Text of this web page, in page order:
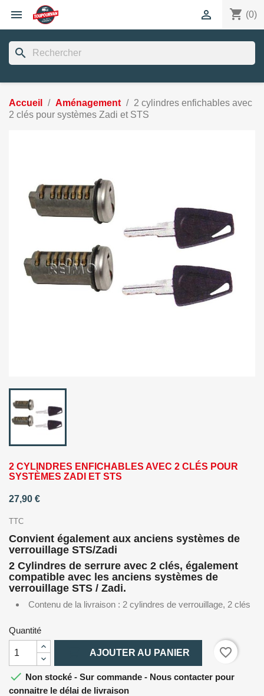
 shopping_cart (0)

search
Accueil Aménagement
2 cylindres enfichables avec
2 clés pour systèmes Zadi et STS
2 CYLINDRES ENFICHABLES AVEC 2 CLÉS POUR
SYSTÈMES ZADI ET STS
27,90 €
TTC
Convient également aux anciens systèmes de
verrouillage STS/Zadi
2 Cylindres de serrure avec 2 clés, également
compatible avec les anciens systèmes de
verrouillage STS / Zadi.
Contenu de la livraison : 2 cylindres de verrouillage, 2 clés
Quantité
AJOUTER AU PANIER
favorite_border
 Non stocké - Sur commande - Nous contacter pour
connaitre le délai de livraison